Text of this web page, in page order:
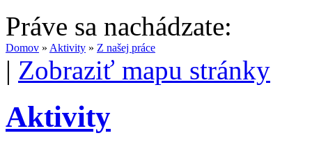
Práve sa nachádzate:
Domov » Aktivity » Z našej práce
| Zobraziť mapu stránky
Aktivity